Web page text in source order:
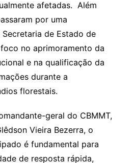
afetadas. Além
por uma
de Estado de
no aprimoramento da
e na qualificação da
durante a
florestais.
geral do CBMMT,
Vieira Bezerra, o
é fundamental para
de resposta rápida,